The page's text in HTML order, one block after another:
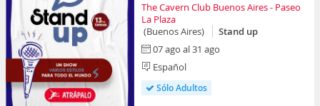
The Cavern Club Buenos Aires - Paseo
La Plaza
(Buenos Aires)
Stand up
07 ago al 31 ago
Español
Sólo Adultos